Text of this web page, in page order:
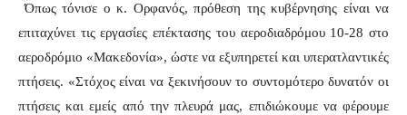
Όπως τόνισε ο κ. Ορφανός, πρόθεση της κυβέρνησης είναι να
επιταχύνει τις εργασίες επέκτασης του αεροδιαδρόμου 10-28 στο
αεροδρόμιο «Μακεδονία», ώστε να εξυπηρετεί και υπερατλαντικές
πτήσεις. «Στόχος είναι να ξεκινήσουν το συντομότερο δυνατόν οι
πτήσεις και εμείς από την πλευρά μας, επιδιώκουμε να φέρουμε